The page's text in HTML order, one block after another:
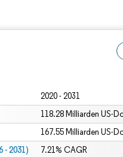
2020 - 2031
118.28 Milliarden US-
167.55 Milliarden US-
- 2031) 7.21% CAGR